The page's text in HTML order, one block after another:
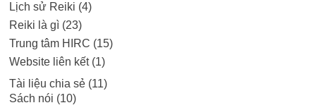
Lịch sử Reiki (4)
Reiki là gì(23)
Trung tâm HIRC (15)
Website liên kết(1)
Tài liệu chia sẻ(11)
Sách nói (10)